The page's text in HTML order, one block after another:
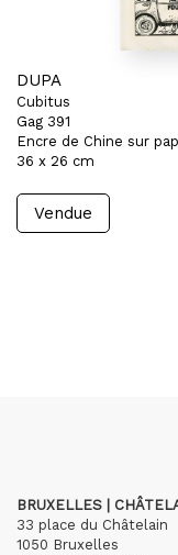
DUPA
Cubitus
Gag 391
Encre de Chine sur
36 x 26 cm
Vendue
BRUXELLES |
33 place du Châtelain
1050 Bruxelles